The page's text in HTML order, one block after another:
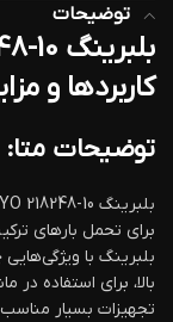
توضیحات
کاربردها و
توضیحات متا:
برای تحمل بارهای
بلبرینگ با
بالا، برای استفاده
تجهیزات بسیار